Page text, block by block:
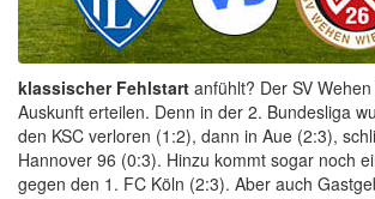
klassischer Fehlstart anfühlt? Der SV
Auskunft erteilen. Denn in der 2. Bundesliga
den KSC verloren (1:2), dann in Aue (2:3),
Hannover 96 (0:3). Hinzu kommt sogar noch
gegen den 1. FC Köln (2:3). Aber auch